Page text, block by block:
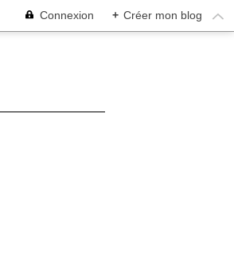
Connexion + Créer mon blog